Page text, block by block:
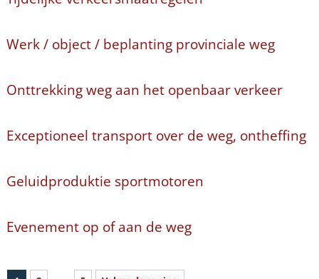
Werk / object / beplanting provinciale weg
Onttrekking weg aan het openbaar verkeer
Exceptioneel transport over de weg, ontheffing
Geluidproduktie sportmotoren
Evenement op of aan de weg